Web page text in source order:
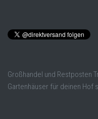
Großhandel und Restposten
Gartenhäuser für deinen Hof